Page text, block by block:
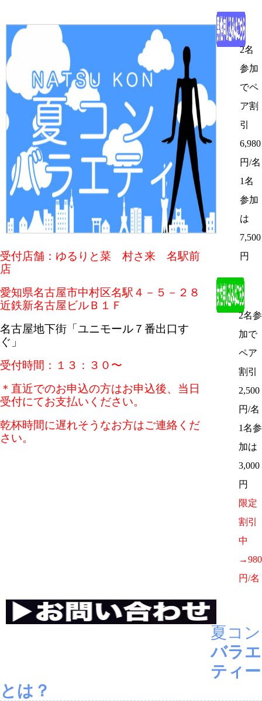
受付店舗：ゆるりと菜 村さ来 名駅前
店
愛知県名古屋市中村区名駅４－５－２８
近鉄新名古屋ビルＢ１Ｆ
名古屋地下街「ユニモール７番出口す
ぐ」
受付時間：１３：３０〜
＊直近でのお申込の方はお申込後、当日
受付にてお支払いください。
乾杯時間に遅れそうなお方はご連絡くだ
さい。
2名
参加
でペ
ア割
引
6,980
円/名
1名
参加
は
7,500
円
2名参
加で
ペア
割引
2,500
円/名
1名参
加は
3,000
円
限定
割引
中
→980
円/名
夏コン
バラエ
ティー
とは？